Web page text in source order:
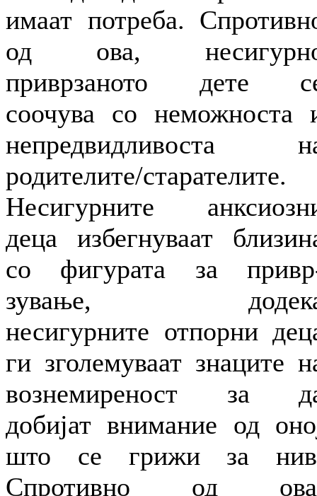
имаат потреба.
од ова,
приврзаното дете
соочува со неможноста
непредвидливоста
родителите/старателите.
Несигурните
деца избегнуваат
со фигурата за
зување,
несигурните отпорни
ги зголемуваат знаците
вознемиреност за
добијат внимание од
што се грижи за
Спротивно од